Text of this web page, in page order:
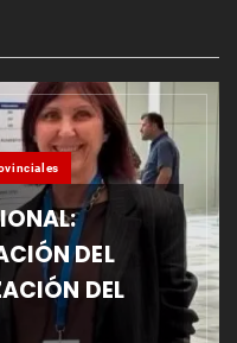
DEL
DEL